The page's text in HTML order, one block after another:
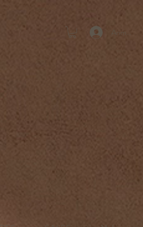
Anmelden